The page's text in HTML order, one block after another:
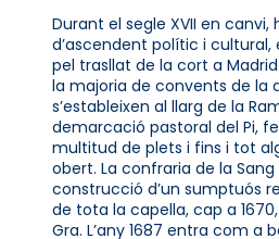
Durant el segle XVII en canvi,
d’ascendent polític i
pel trasllat de la cort a
la majoria de convents de la
s’estableixen al llarg de la
demarcació pastoral del Pi,
multitud de plets i fins i tot
obert. La confraria de la
construcció d’un sumptuós
de tota la capella, cap a
Gra. L’any 1687 entra com a